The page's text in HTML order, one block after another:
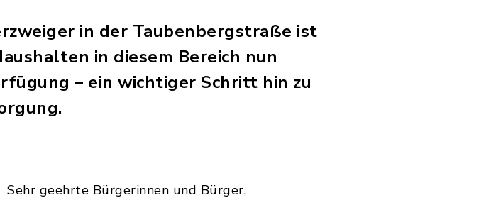
in der Taubenbergstraße ist
in diesem Bereich nun
– ein wichtiger Schritt hin zu
Sehr geehrte Bürgerinnen und Bürger,